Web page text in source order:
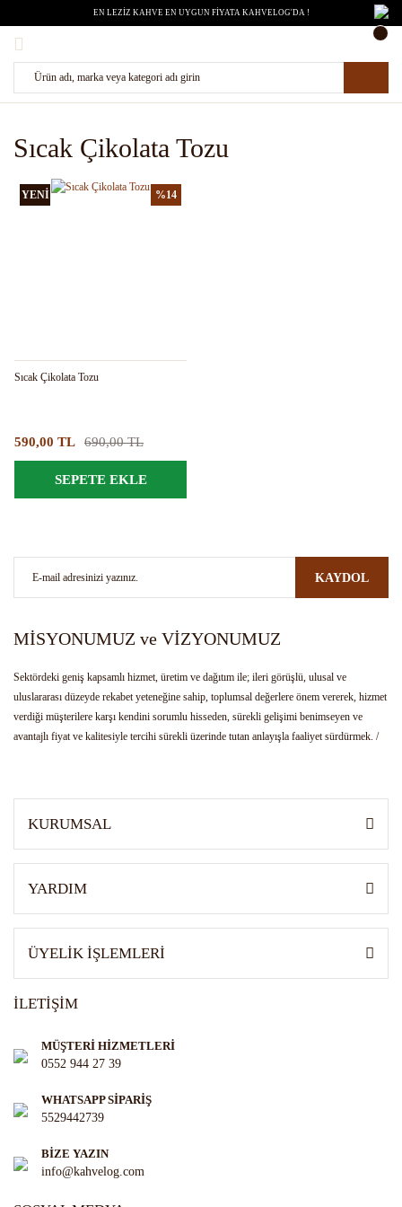
EN LEZİZ KAHVE EN UYGUN FİYATA KAHVELOG'DA !
Sıcak Çikolata Tozu
YENİ %14
Sıcak Çikolata Tozu
590,00 TL 690,00 TL
SEPETE EKLE
KAYDOL
MİSYONUMUZ ve VİZYONUMUZ
Sektördeki geniş kapsamlı hizmet, üretim ve dağıtım ile; ileri görüşlü, ulusal ve
uluslararası düzeyde rekabet yeteneğine sahip, toplumsal değerlere önem vererek, hizmet
verdiği müşterilere karşı kendini sorumlu hisseden, sürekli gelişimi benimseyen ve
avantajlı fiyat ve kalitesiyle tercihi sürekli üzerinde tutan anlayışla faaliyet sürdürmek. /
kurum olarak tanınmak.
KURUMSAL
YARDIM
ÜYELİK İŞLEMLERİ
İLETİŞİM
MÜŞTERİ HİZMETLERİ
0552 944 27 39
WHATSAPP SİPARİŞ
5529442739
BİZE YAZIN
info@kahvelog.com